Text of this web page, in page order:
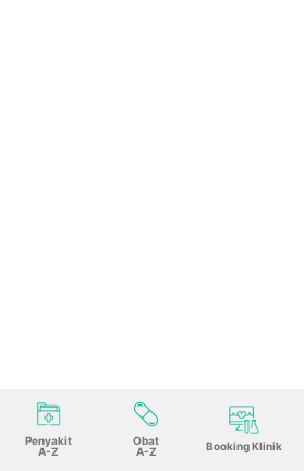
Penyakit
A-Z
Obat
A-Z
Booking Klinik